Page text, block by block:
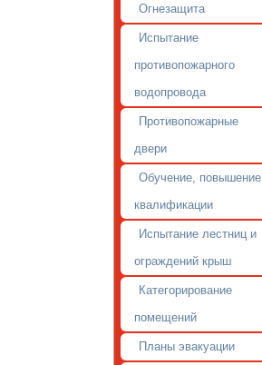
Огнезащита
Испытание
противопожарного
водопровода
Противопожарные
двери
Обучение, повышение
квалификации
Испытание лестниц и
ограждений крыш
Категорирование
помещений
Планы эвакуации